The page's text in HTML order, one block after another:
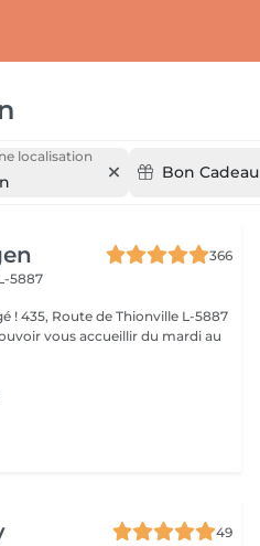
localisation
Bon Cadeau
366
5887
49